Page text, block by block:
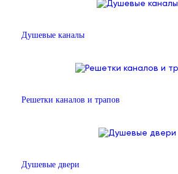
Душевые каналы
Решетки каналов и трапов
Душевые двери